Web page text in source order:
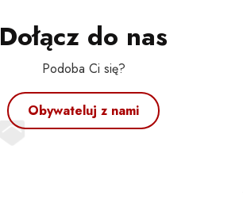
Dołącz do nas
Podoba Ci się?
Obywateluj z nami